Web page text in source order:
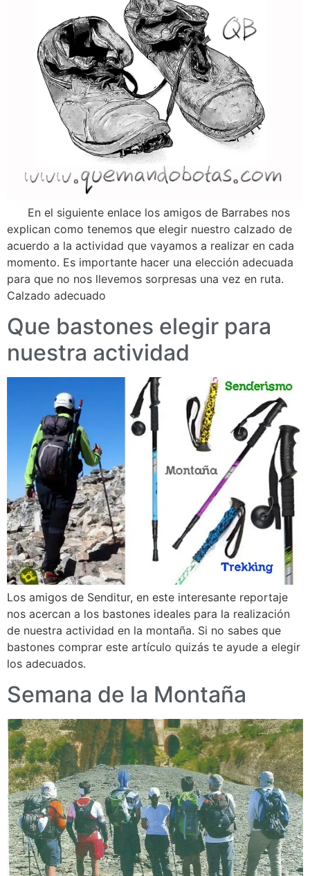
En el siguiente enlace los amigos de Barrabes nos
explican como tenemos que elegir nuestro calzado de
acuerdo a la actividad que vayamos a realizar en cada
momento. Es importante hacer una elección adecuada
para que no nos llevemos sorpresas una vez en ruta.
Calzado adecuado
Que bastones elegir para
nuestra actividad
Los amigos de Senditur, en este interesante reportaje
nos acercan a los bastones ideales para la realización
de nuestra actividad en la montaña. Si no sabes que
bastones comprar este artículo quizás te ayude a elegir
los adecuados.
Semana de la Montaña